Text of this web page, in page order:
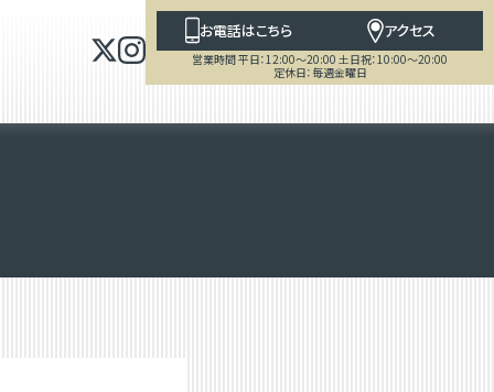
お電話はこちら アクセス
営業時間 平日：12:00～20:00 土日祝：10:00～20:00
定休日：毎週金曜日